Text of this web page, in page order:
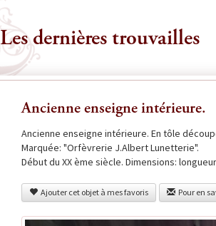
Les dernières trouvailles
Ancienne enseigne intérieure.
Ancienne enseigne intérieure. En tôle
Marquée: "Orfèvrerie J.Albert Lunetterie".
Début du XX ème siècle. Dimensions:
Ajouter cet objet à mes favoris Pour en